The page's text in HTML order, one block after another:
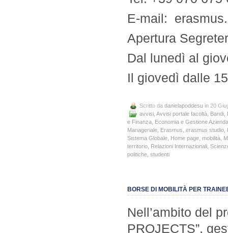
E-mail:
Apertura
Dal lunedì al
Il giovedì dalle
Scritto da danielapoddesu in 20
avvisi Avvisi portale facoltà Bandi
e Finanza Economia e Gestione
Manageriale Erasmus erasmus studio
Sistema Globale Home page mobilità
territorio Relazioni Internazionali
politiche studenti
BORSE DI MOBILITÀ PER
Nell’ambito del
PROJECTS”,